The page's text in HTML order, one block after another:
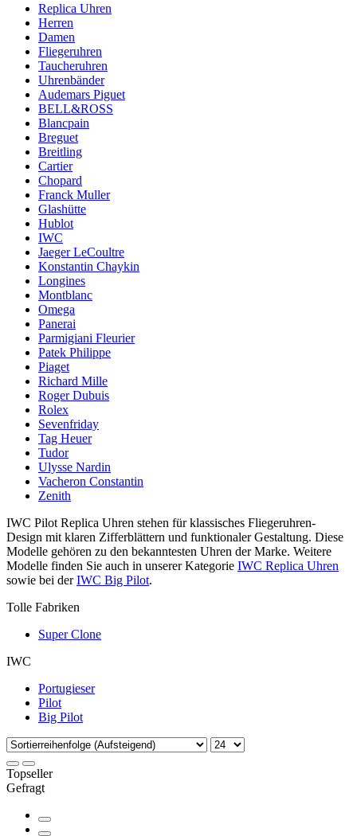
Replica Uhren
Herren
Damen
Fliegeruhren
Taucheruhren
Uhrenbänder
Audemars Piguet
BELL&ROSS
Blancpain
Breguet
Breitling
Cartier
Chopard
Franck Muller
Glashütte
Hublot
IWC
Jaeger LeCoultre
Konstantin Chaykin
Longines
Montblanc
Omega
Panerai
Parmigiani Fleurier
Patek Philippe
Piaget
Richard Mille
Roger Dubuis
Rolex
Sevenfriday
Tag Heuer
Tudor
Ulysse Nardin
Vacheron Constantin
Zenith
IWC Pilot Replica Uhren stehen für klassisches Fliegeruhren-
Design mit klaren Zifferblättern und funktionaler Gestaltung. Diese
Modelle gehören zu den bekanntesten Uhren der Marke. Weitere
Modelle finden Sie auch in unserer Kategorie IWC Replica Uhren
sowie bei derIWC Big Pilot.
Tolle Fabriken
Super Clone
IWC
Portugieser
Pilot
Big Pilot
Topseller
Gefragt